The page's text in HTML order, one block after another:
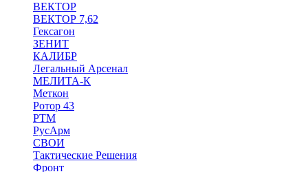
ВЕКТОР
ВЕКТОР 7,62
Гексагон
ЗЕНИТ
КАЛИБР
Легальный Арсенал
МЕЛИТА-К
Меткон
Ротор 43
РТМ
РусАрм
СВОИ
Тактические Решения
Фронт